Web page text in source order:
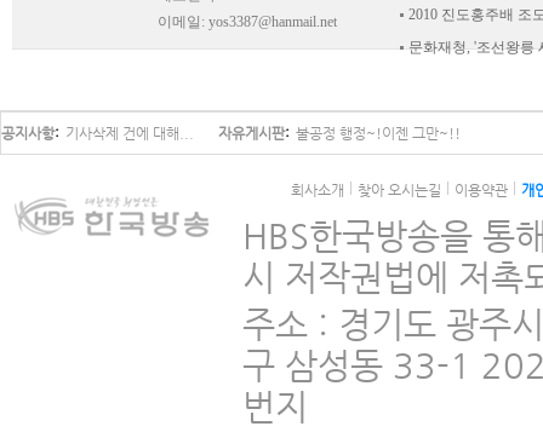
이메일: yos3387@hanmail.net
2010 진도홍주배 조
문화재청, '조선왕릉
공지사항 기사삭제 건에 대해... 자유게시판 불공정 행정~!이젠 그만~!!
회사소개 찾아 오시는길 이용약관 개
HBS한국방송을 통
시 저작권법에 저촉
주소 : 경기도 광주
구 삼성동 33-1
번지